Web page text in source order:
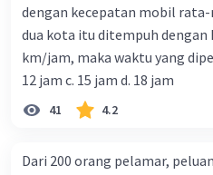
dengan kecepatan mobil
dua kota itu ditempuh
km/jam, maka waktu yang diperlukan
12 jam c. 15 jam d. 18 jam
41 4.2
Dari 200 orang pelamar,